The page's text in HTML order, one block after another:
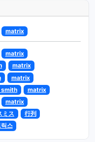
matrix
matrix
matrix
matrix
matrix
matrix
ミス
行列
스